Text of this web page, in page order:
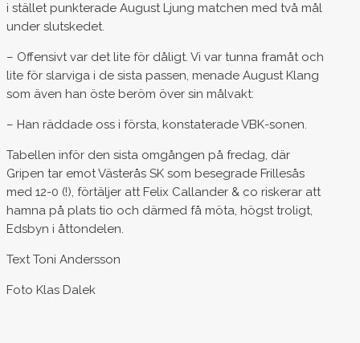
i stället punkterade August Ljung matchen med två mål
under slutskedet.
– Offensivt var det lite för dåligt. Vi var tunna framåt och
lite för slarviga i de sista passen, menade August Klang
som även han öste beröm över sin målvakt:
– Han räddade oss i första, konstaterade VBK-sonen.
Tabellen inför den sista omgången på fredag, där
Gripen tar emot Västerås SK som besegrade Frillesås
med 12-0 (!), förtäljer att Felix Callander & co riskerar att
hamna på plats tio och därmed få möta, högst troligt,
Edsbyn i åttondelen.
Text Toni Andersson
Foto Klas Dalek